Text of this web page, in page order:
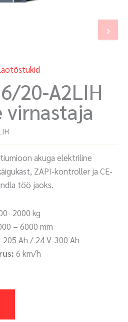
›
20-A2LIH
akuga elektriline
ZAPI-kontroller ja CE-
töö jaoks.
kg
– 6000 mm
205 Ah / 24 V-300 Ah
6 km/h